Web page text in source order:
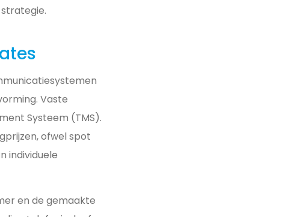
Vaste
Systeem (TMS).
ofwel spot
individuele
en de gemaakte